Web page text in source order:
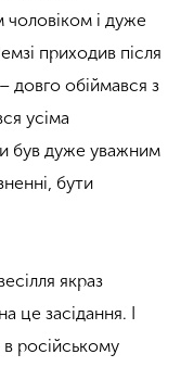
чоловіком і дуже
приходив після
обіймався з
усіма
був дуже уважним
бути
якраз
це засідання. І
в російському